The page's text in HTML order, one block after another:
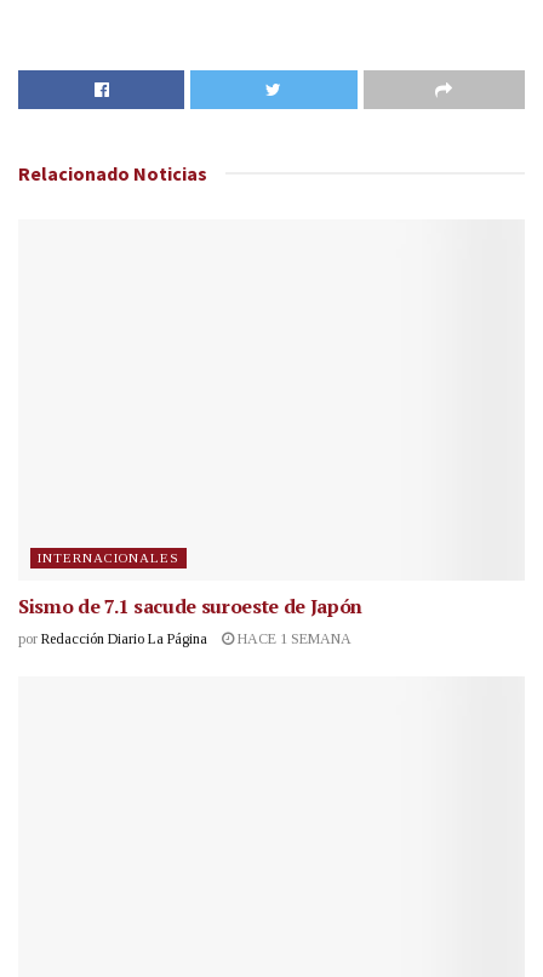
Relacionado Noticias
INTERNACIONALES
Sismo de 7.1 sacude suroeste de Japón
por Redacción Diario La Página HACE 1 SEMANA